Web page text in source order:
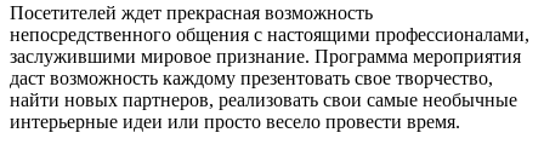
Посетителей ждет прекрасная возможность
непосредственного общения с настоящими профессионалами,
заслужившими мировое признание. Программа мероприятия
даст возможность каждому презентовать свое творчество,
найти новых партнеров, реализовать свои самые необычные
интерьерные идеи или просто весело провести время.